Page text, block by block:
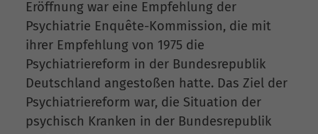
Eröffnung war eine Empfehlung der
Psychiatrie Enquête-Kommission, die mit
ihrer Empfehlung von 1975 die
Psychiatriereform in der Bundesrepublik
Deutschland angestoßen hatte. Das Ziel der
Psychiatriereform war, die Situation der
psychisch Kranken in der Bundesrepublik